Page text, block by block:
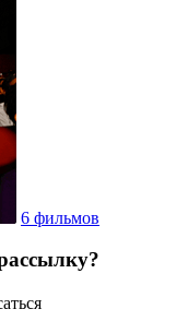
6 фильмов